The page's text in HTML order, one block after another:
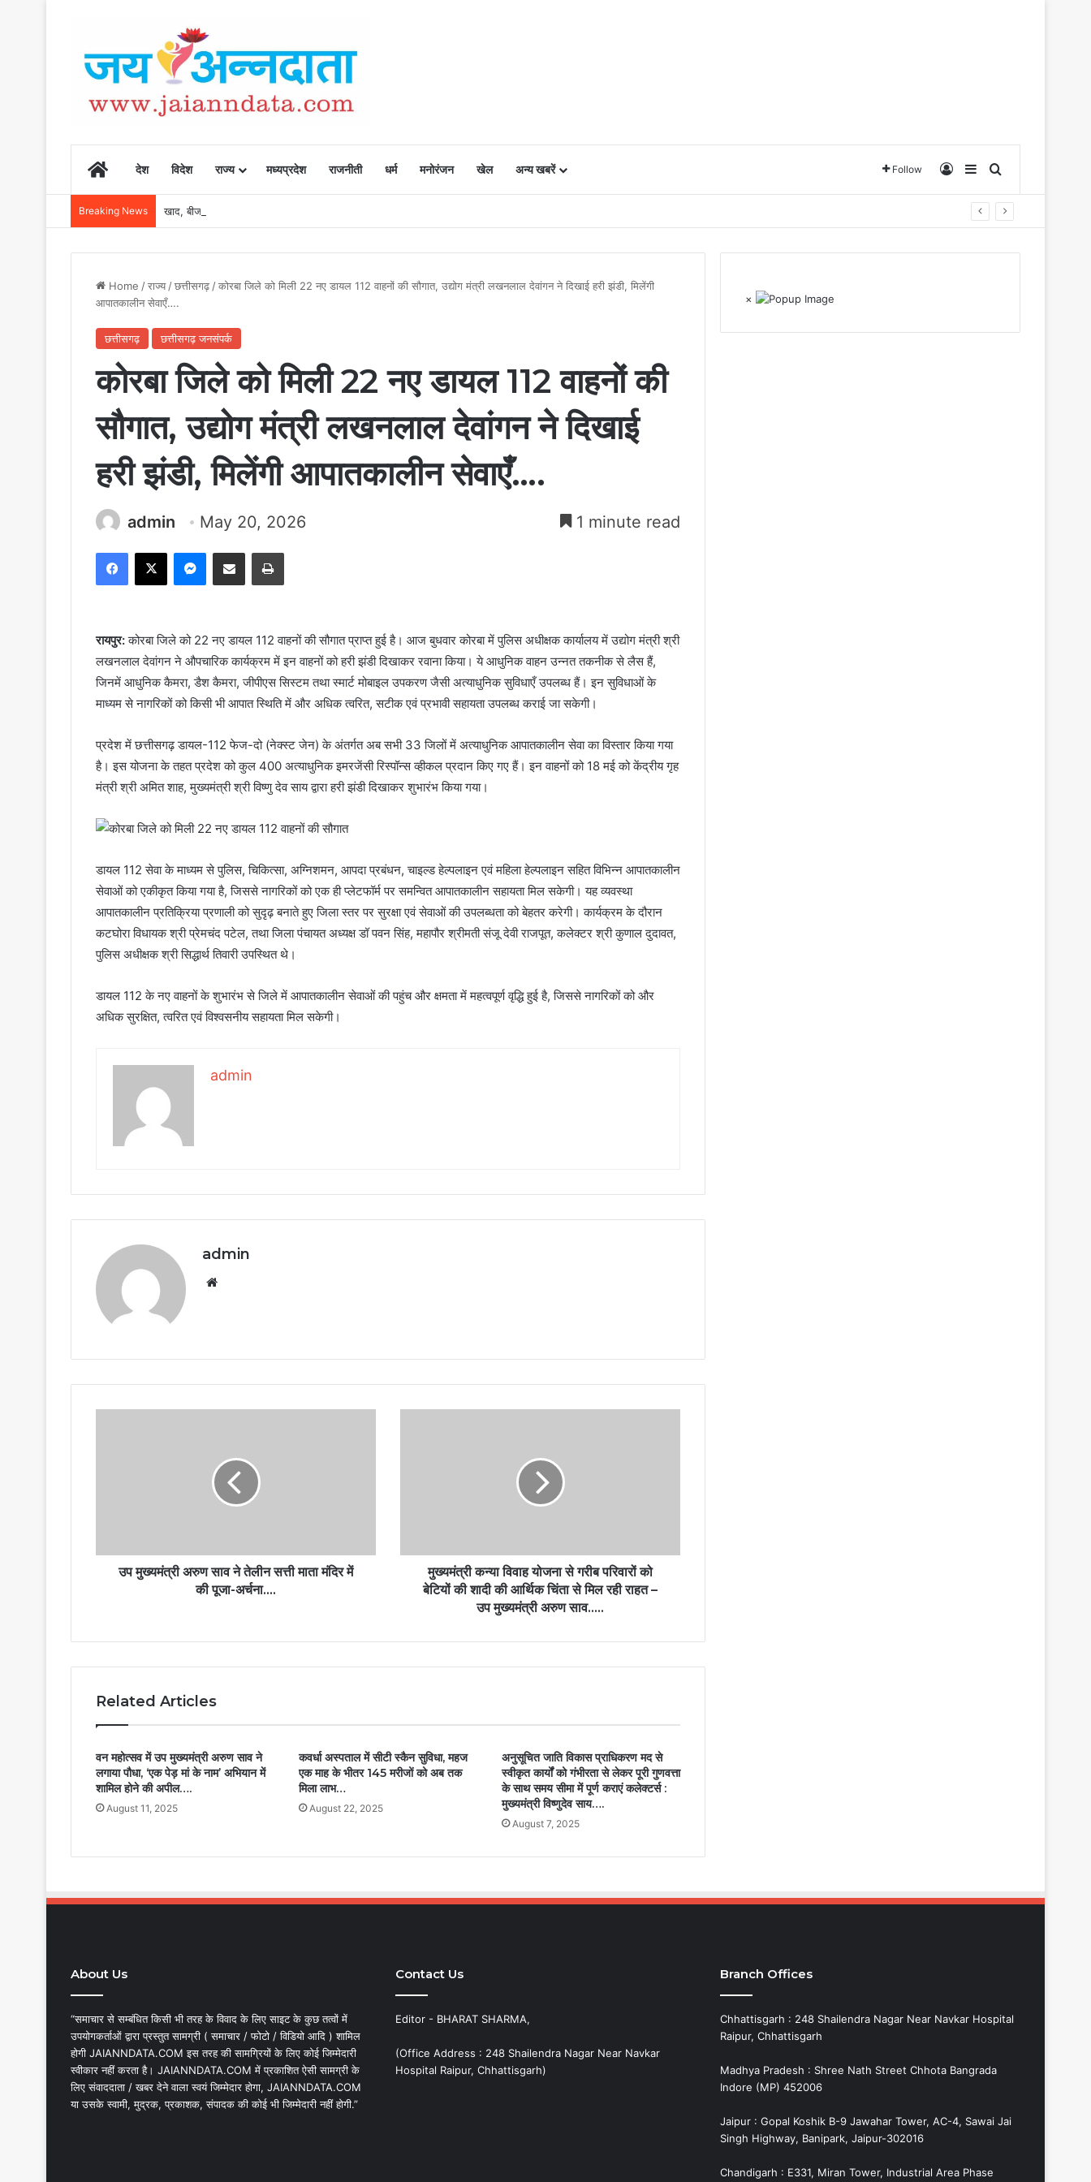
Homeदेश विदेश राज्य मध्यप्रदेश राजनीती धर्म मनोरंजन खेल अन्य खबरें Follow Log InSidebarSearch for
Breaking News खाद, बीज और उर्वरकों की समय पर उपलब्धता से किसानों में उत्साह, नैनो डीएपी और नैनो यूरिया बने किसानों के भरोसेमंद कृषि साथी…..
Home /राज्य/छत्तीसगढ़/कोरबा जिले को मिली 22 नए डायल 112 वाहनों की सौगात, उद्योग मंत्री लखनलाल देवांगन ने दिखाई हरी झंडी, मिलेंगी
आपातकालीन सेवाएँ….
छत्तीसगढ़ छत्तीसगढ़ जनसंपर्क
कोरबा जिले को मिली 22 नए डायल 112 वाहनों की
सौगात, उद्योग मंत्री लखनलाल देवांगन ने दिखाई
हरी झंडी, मिलेंगी आपातकालीन सेवाएँ….
admin May 20, 2026 1 minute read
Facebook
X Messenger
Share via Email Print
रायपुर:कोरबा जिले को 22 नए डायल 112 वाहनों की सौगात प्राप्त हुई है। आज बुधवार कोरबा में पुलिस अधीक्षक कार्यालय में उद्योग मंत्री श्री
लखनलाल देवांगन ने औपचारिक कार्यक्रम में इन वाहनों को हरी झंडी दिखाकर रवाना किया। ये आधुनिक वाहन उन्नत तकनीक से लैस हैं,
जिनमें आधुनिक कैमरा, डैश कैमरा, जीपीएस सिस्टम तथा स्मार्ट मोबाइल उपकरण जैसी अत्याधुनिक सुविधाएँ उपलब्ध हैं। इन सुविधाओं के
माध्यम से नागरिकों को किसी भी आपात स्थिति में और अधिक त्वरित, सटीक एवं प्रभावी सहायता उपलब्ध कराई जा सकेगी।
प्रदेश में छत्तीसगढ़ डायल-112 फेज-दो (नेक्स्ट जेन) के अंतर्गत अब सभी 33 जिलों में अत्याधुनिक आपातकालीन सेवा का विस्तार किया गया
है। इस योजना के तहत प्रदेश को कुल 400 अत्याधुनिक इमरजेंसी रिस्पॉन्स व्हीकल प्रदान किए गए हैं। इन वाहनों को 18 मई को केंद्रीय गृह
मंत्री श्री अमित शाह, मुख्यमंत्री श्री विष्णु देव साय द्वारा हरी झंडी दिखाकर शुभारंभ किया गया।
डायल 112 सेवा के माध्यम से पुलिस, चिकित्सा, अग्निशमन, आपदा प्रबंधन, चाइल्ड हेल्पलाइन एवं महिला हेल्पलाइन सहित विभिन्न आपातकालीन
सेवाओं को एकीकृत किया गया है, जिससे नागरिकों को एक ही प्लेटफॉर्म पर समन्वित आपातकालीन सहायता मिल सकेगी। यह व्यवस्था
आपातकालीन प्रतिक्रिया प्रणाली को सुदृढ़ बनाते हुए जिला स्तर पर सुरक्षा एवं सेवाओं की उपलब्धता को बेहतर करेगी। कार्यक्रम के दौरान
कटघोरा विधायक श्री प्रेमचंद पटेल, तथा जिला पंचायत अध्यक्ष डॉ पवन सिंह, महापौर श्रीमती संजू देवी राजपूत, कलेक्टर श्री कुणाल दुदावत,
पुलिस अधीक्षक श्री सिद्धार्थ तिवारी उपस्थित थे।
डायल 112 के नए वाहनों के शुभारंभ से जिले में आपातकालीन सेवाओं की पहुंच और क्षमता में महत्वपूर्ण वृद्धि हुई है, जिससे नागरिकों को और
अधिक सुरक्षित, त्वरित एवं विश्वसनीय सहायता मिल सकेगी।
admin
admin
उप मुख्यमंत्री अरुण साव ने तेलीन सत्ती माता मंदिर में
की पूजा-अर्चना….
मुख्यमंत्री कन्या विवाह योजना से गरीब परिवारों को
बेटियों की शादी की आर्थिक चिंता से मिल रही राहत –
उप मुख्यमंत्री अरुण साव…..
Related Articles
वन महोत्सव में उप मुख्यमंत्री अरुण साव ने
लगाया पौधा, ‘एक पेड़ मां के नाम’ अभियान में
शामिल होने की अपील….
August 11, 2025
कवर्धा अस्पताल में सीटी स्कैन सुविधा, महज
एक माह के भीतर 145 मरीजों को अब तक
मिला लाभ…
August 22, 2025
अनुसूचित जाति विकास प्राधिकरण मद से
स्वीकृत कार्यों को गंभीरता से लेकर पूरी गुणवत्ता
के साथ समय सीमा में पूर्ण कराएं कलेक्टर्स :
मुख्यमंत्री विष्णुदेव साय….
August 7, 2025
×
About Us
“समाचार से सम्बंधित किसी भी तरह के विवाद के लिए साइट के कुछ तत्वों में
उपयोगकर्ताओं द्वारा प्रस्तुत सामग्री ( समाचार / फोटो / विडियो आदि ) शामिल
होगी JAIANNDATA.COM इस तरह की सामग्रियों के लिए कोई जिम्मेदारी
स्वीकार नहीं करता है। JAIANNDATA.COM में प्रकाशित ऐसी सामग्री के
लिए संवाददाता / खबर देने वाला स्वयं जिम्मेदार होगा, JAIANNDATA.COM
या उसके स्वामी, मुद्रक, प्रकाशक, संपादक की कोई भी जिम्मेदारी नहीं होगी.”
Contact Us
Editor - BHARAT SHARMA,
(Office Address : 248 Shailendra Nagar Near Navkar
Hospital Raipur, Chhattisgarh)
Branch Offices
Chhattisgarh : 248 Shailendra Nagar Near Navkar Hospital
Raipur, Chhattisgarh
Madhya Pradesh : Shree Nath Street Chhota Bangrada
Indore (MP) 452006
Jaipur : Gopal Koshik B-9 Jawahar Tower, AC-4, Sawai Jai
Singh Highway, Banipark, Jaipur-302016
Chandigarh : E331, Miran Tower, Industrial Area Phase